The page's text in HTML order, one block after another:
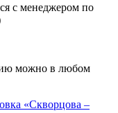
с менеджером по
можно в любом
«Скворцова –